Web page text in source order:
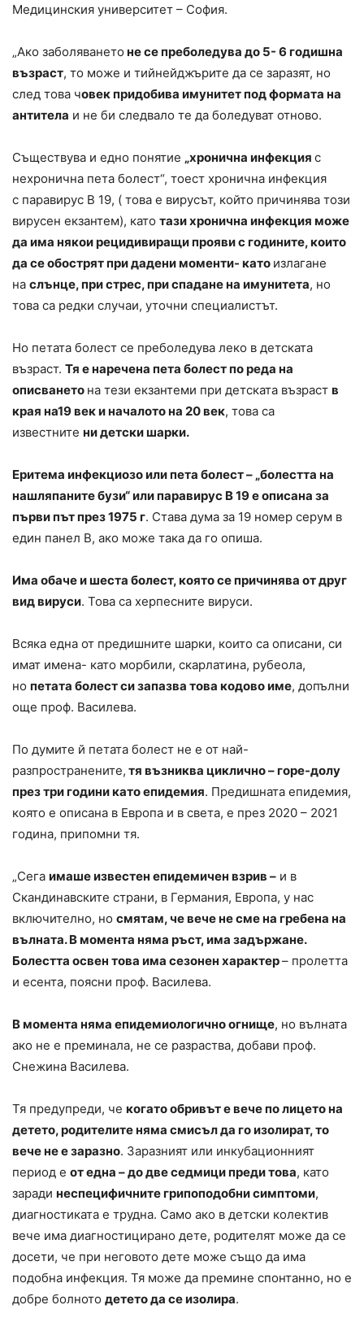
Медицинския университет – София.
„Ако заболяването не се преболедува до 5- 6 годишна
възраст, то може и тийнейджърите да се заразят, но
след това човек придобива имунитет под формата на
антитела и не би следвало те да боледуват отново.
Съществува и едно понятие „хронична инфекция с
нехронична пета болест“, тоест хронична инфекция
с паравирус B 19, ( това е вирусът, който причинява този
вирусен екзантем), като тази хронична инфекция може
да има някои рецидивиращи прояви с годините, които
да се обострят при дадени моменти- като излагане
на слънце, при стрес, при спадане на имунитета, но
това са редки случаи, уточни специалистът.
Но петата болест се преболедува леко в детската
възраст. Тя е наречена пета болест по реда на
описването на тези екзантеми при детската възраст в
края на19 век и началото на 20 век, това са
известните ни детски шарки.
Еритема инфекциозо или пета болест – „болестта на
нашляпаните бузи“ или паравирус B 19 е описана за
първи път през 1975 г. Става дума за 19 номер серум в
един панел B, ако може така да го опиша.
Има обаче и шеста болест, която се причинява от друг
вид вируси. Това са херпесните вируси.
Всяка една от предишните шарки, които са описани, си
имат имена- като морбили, скарлатина, рубеола,
но петата болест си запазва това кодово име, допълни
още проф. Василева.
По думите й петата болест не е от най-
разпространените, тя възниква циклично – горе-долу
през три години като епидемия. Предишната епидемия,
която е описана в Европа и в света, е през 2020 – 2021
година, припомни тя.
„Сега имаше известен епидемичен взрив – и в
Скандинавските страни, в Германия, Европа, у нас
включително, но смятам, че вече не сме на гребена на
вълната. В момента няма ръст, има задържане.
Болестта освен това има сезонен характер– пролетта
и есента, поясни проф. Василева.
В момента няма епидемиологично огнище, но вълната
ако не е преминала, не се разраства, добави проф.
Снежина Василева.
Тя предупреди, че когато обривът е вече по лицето на
детето, родителите няма смисъл да го изолират, то
вече не е заразно. Заразният или инкубационният
период е от една – до две седмици преди това, като
заради неспецифичните грипоподобни симптоми,
диагностиката е трудна. Само ако в детски колектив
вече има диагностицирано дете, родителят може да се
досети, че при неговото дете може също да има
подобна инфекция. Тя може да премине спонтанно, но е
добре болното детето да се изолира.